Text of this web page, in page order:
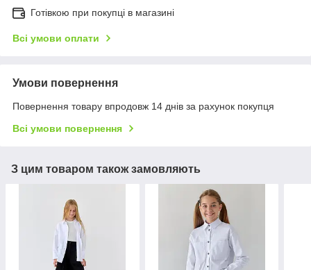
Готівкою при покупці в магазині
Всі умови оплати
Умови повернення
Повернення товару впродовж 14 днів за рахунок покупця
Всі умови повернення
З цим товаром також замовляють